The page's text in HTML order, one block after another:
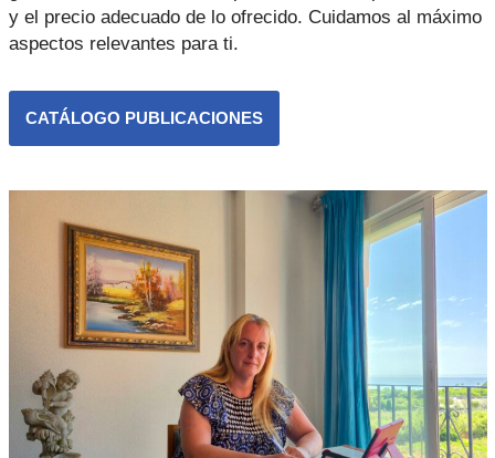
y el precio adecuado de lo ofrecido. Cuidamos al máximo
aspectos relevantes para ti.
CATÁLOGO PUBLICACIONES